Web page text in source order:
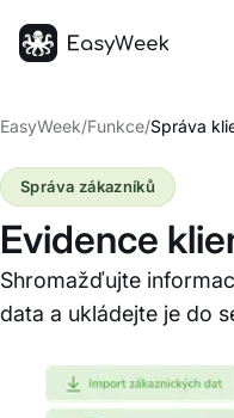
EasyWeek/Funkce/Správa
Evidence
Shromažďujte
data a ukládejte je do
Správa zákazníků